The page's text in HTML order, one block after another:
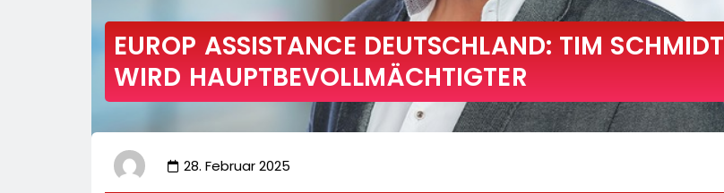
EUROP ASSISTANCE DEUTSCHLAND: TIM SCHMIDT
WIRD HAUPTBEVOLLMÄCHTIGTER
28. Februar 2025